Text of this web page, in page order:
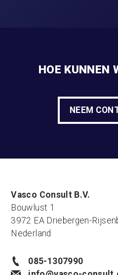
HOE KUNNEN
NEEM
Vasco Consult B.V.
Bouwlust 1
3972 EA Driebergen-
Nederland
085-1307990